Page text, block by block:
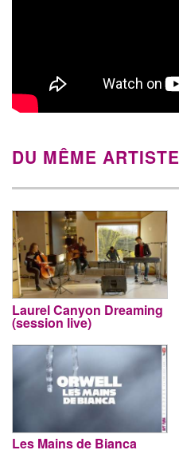
DU MÊME ARTISTE
Laurel Canyon Dreaming
(session live)
Les Mains de Bianca